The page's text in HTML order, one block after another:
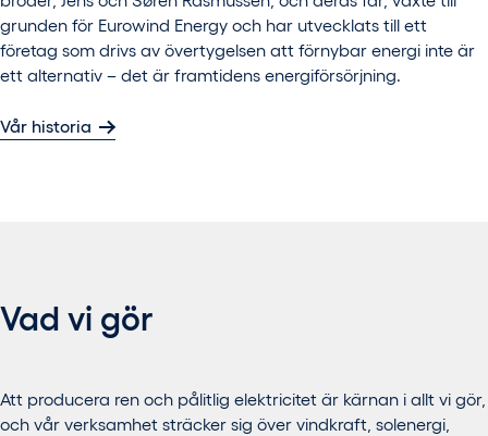
grunden för Eurowind Energy och har utvecklats till ett
företag som drivs av övertygelsen att förnybar energi inte är
ett alternativ – det är framtidens energiförsörjning.
Vår historia
Vad vi gör
Att producera ren och pålitlig elektricitet är kärnan i allt vi gör,
och vår verksamhet sträcker sig över vindkraft, solenergi,